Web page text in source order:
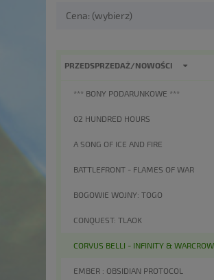
Cena: (wybierz)
PRZEDSPRZEDAŻ/NOWOŚCI
*** BONY PODARUNKOWE ***
02 HUNDRED HOURS
A SONG OF ICE AND FIRE
BATTLEFRONT - FLAMES OF WAR
BOGOWIE WOJNY: TOGO
CONQUEST: TLAOK
CORVUS BELLI - INFINITY & WARCROW
EMBER : OBSIDIAN PROTOCOL